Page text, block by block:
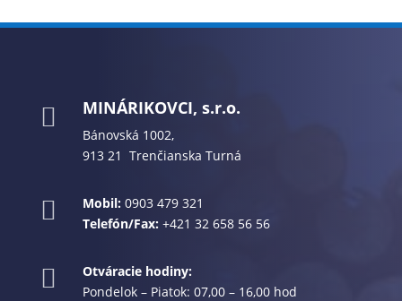
 MINÁRIKOVCI, s.r.o.
Bánovská 1002,
913 21 Trenčianska Turná
 Mobil:0903 479 321
Telefón/Fax:+421 32 658 56 56

Otváracie hodiny:
Pondelok – Piatok: 07,00 – 16,00 hod